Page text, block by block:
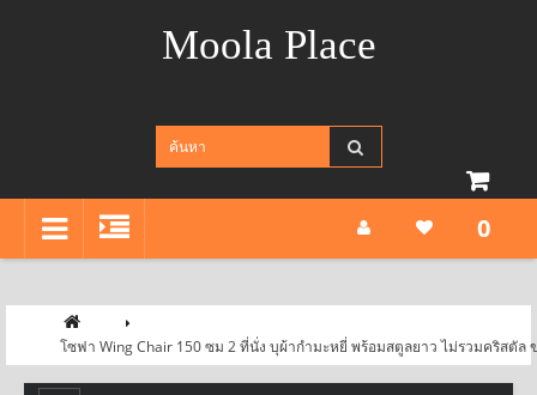
Moola Place
0
โซฟา Wing Chair 150 ซม 2 ที่นั่ง บุผ้ากำมะหยี่ พร้อมสตูลยาว ไม่รวมคริสตั